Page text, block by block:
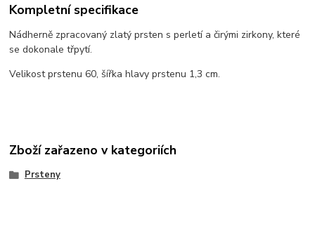
Kompletní specifikace
Nádherně zpracovaný zlatý prsten s perletí a čirými zirkony, které
se dokonale třpytí.
Velikost prstenu 60, šířka hlavy prstenu 1,3 cm.
Zboží zařazeno v kategoriích
Prsteny